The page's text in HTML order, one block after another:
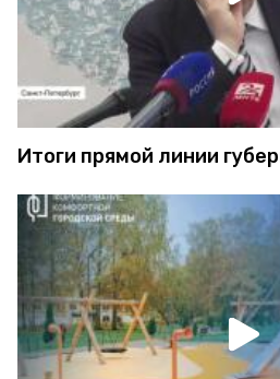
Итоги прямой линии